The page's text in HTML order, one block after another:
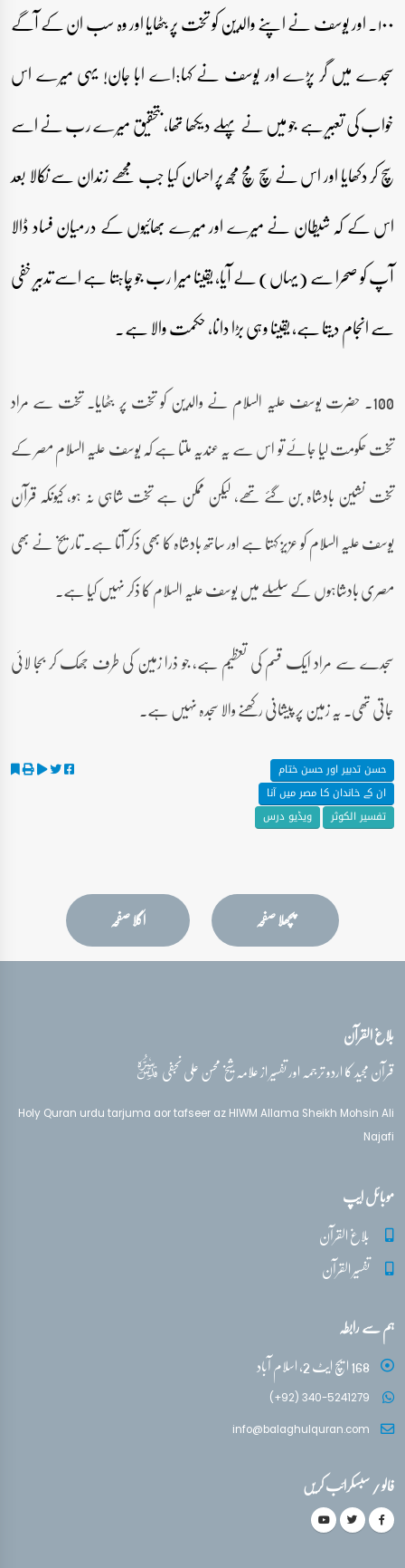
۱۰۰۔ اور یوسف نے اپنے والدین کو تخت پر بٹھایا اور وہ سب ان کے آگے
سجدے میں گر پڑے اور یوسف نے کہا:اے ابا جان! یہی میرے اس
خواب کی تعبیر ہے جو میں نے پہلے دیکھا تھا، بتحقیق میرے رب نے اسے
سچ کر دکھایا اور اس نے سچ مچ مجھ پر احسان کیا جب مجھے زندان سے نکالا بعد
اس کے کہ شیطان نے میرے اور میرے بھائیوں کے درمیان فساد ڈالا
آپ کو صحرا سے (یہاں) لے آیا، یقینا میرا رب جو چاہتا ہے اسے تدبیر خفی
سے انجام دیتا ہے، یقینا وہی بڑا دانا، حکمت والا ہے۔
100۔ حضرت یوسف علیہ السلام نے والدین کو تخت پر بٹھایا۔ تخت سے مراد
تخت حکومت لیا جائے تو اس سے یہ عندیہ ملتا ہے کہ یوسف علیہ السلام مصر کے
تخت نشین بادشاہ بن گئے تھے، لیکن ممکن ہے تخت شاہی نہ ہو، کیونکہ قرآن
یوسف علیہ السلام کو عزیز کہتا ہے اور ساتھ بادشاہ کا بھی ذکر آتا ہے۔ تاریخ نے بھی
مصری بادشاہوں کے سلسلے میں یوسف علیہ السلام کا ذکر نہیں کیا ہے۔
سجدے سے مراد ایک قسم کی تعظیم ہے، جو ذرا زمین کی طرف جھک کر بجا لائی
جاتی تھی۔ یہ زمین پر پیشانی رکھنے والا سجدہ نہیں ہے۔
حسن تدبیر اور حسن ختام
ان کے خاندان کا مصر میں آنا
تفسیر الکوثر
ویڈیو درس
پچھلا صفحہ اگلا صفحہ
بلاغ القرآن
قرآن مجید کا اردو ترجمہ اور تفسیر از علامہ شیخ محسن علی نجفیقدس‌سره
Holy Quran urdu tarjuma aor tafseer az HIWM Allama Sheikh Mohsin Ali
Najafi
موبائل ایپ
بلاغ القرآن
تفسیر القرآن
ہم سے رابطہ
168 ایچ ایٹ 2، اسلام آباد
(+92) 340-5241279
info@balaghulquran.com
فالو / سبسکرائب کریں